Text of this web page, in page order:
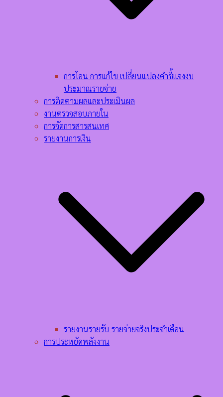
การโอน การแก้ไข เปลี่ยนแปลงคำชี้แจงงบ
ประมาณรายจ่าย
การติดตามผลและประเมินผล
งานตรวจสอบภายใน
การจัดการสารสนเทศ
รายงานการเงิน
รายงานรายรับ-รายจ่ายจริงประจำเดือน
การประหยัดพลังงาน